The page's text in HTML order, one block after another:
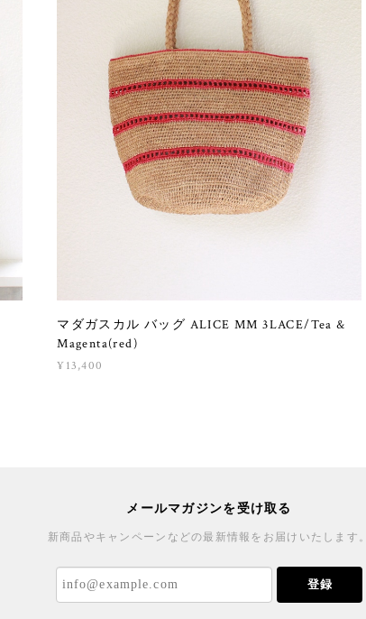
マダガスカル バッグ ALICE MM 3LACE/Tea &
Magenta(red)
¥13,400
メールマガジンを受け取る
新商品やキャンペーンなどの最新情報をお届けいたします。
登録